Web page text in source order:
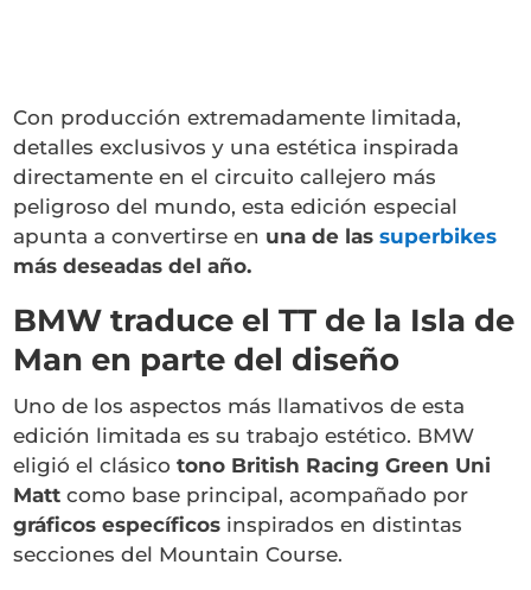
Con producción extremadamente limitada,
detalles exclusivos y una estética inspirada
directamente en el circuito callejero más
peligroso del mundo, esta edición especial
apunta a convertirse en una de lassuperbikes
más deseadas del año.
BMW traduce el TT de la Isla de
Man en parte del diseño
Uno de los aspectos más llamativos de esta
edición limitada es su trabajo estético. BMW
eligió el clásicotono British Racing Green Uni
Matt como base principal, acompañado por
gráficos específicos inspirados en distintas
secciones del Mountain Course.